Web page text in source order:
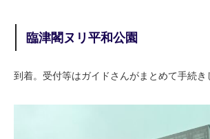
臨津閣ヌリ平和公園
到着。受付等はガイドさんがまとめて手続き